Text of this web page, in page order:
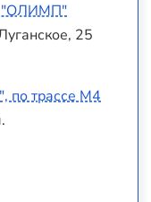
"ОЛИМП"
25
по трассе М4